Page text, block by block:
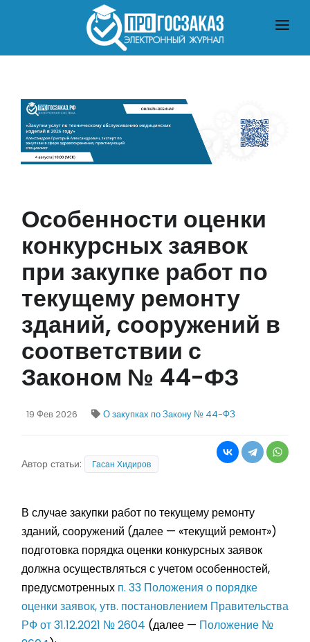
ГЛАВНАЯО ЗАКУПКАХ ПО ЗАКОНУ № 223-ФЗ
Особенности оценки
конкурсных заявок
при закупке работ по
текущему ремонту
зданий, сооружений в
соответствии с
Законом № 44-ФЗ
19 Фев 2026 О закупках по Закону № 44-ФЗ
Автор статьи: Гасан Хидиров
В случае закупки работ по текущему ремонту
зданий, сооружений (далее — «текущий ремонт»)
подготовка порядка оценки конкурсных заявок
должна осуществляться с учетом особенностей,
предусмотренных п. 33 Положения о порядке
оценки заявок, утв. постановлением Правительства
РФ от 31.12.2021 № 2604 (далее — Положение №